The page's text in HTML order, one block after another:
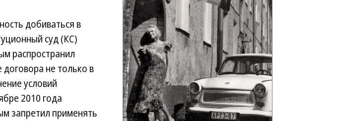
добиваться в
суд (КС)
распространил
не только в
условий
2010 года
запретил применять